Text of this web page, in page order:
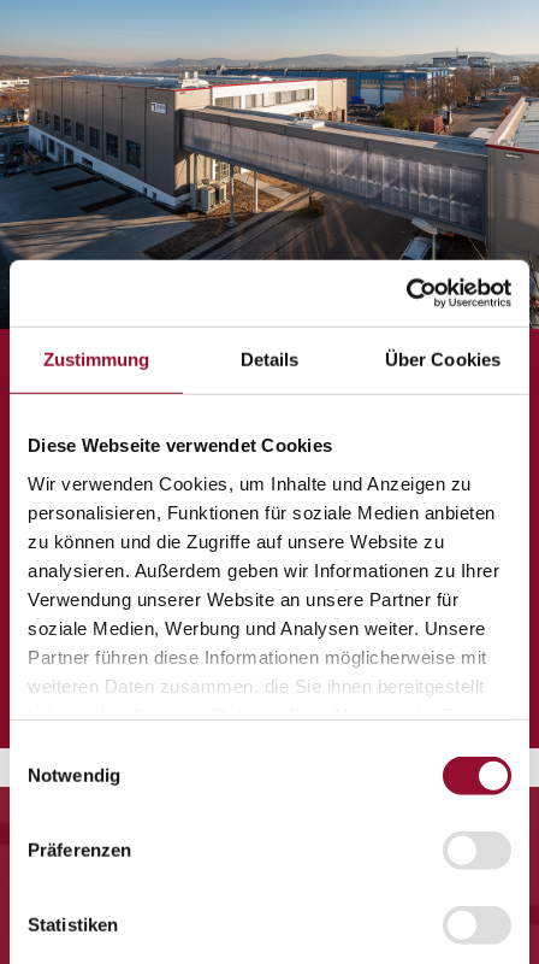
Zustimmung Details Über Cookies
Diese Webseite verwendet Cookies
Wir verwenden Cookies, um Inhalte und Anzeigen zu
personalisieren, Funktionen für soziale Medien anbieten
zu können und die Zugriffe auf unsere Website zu
analysieren. Außerdem geben wir Informationen zu Ihrer
Verwendung unserer Website an unsere Partner für
soziale Medien, Werbung und Analysen weiter. Unsere
Partner führen diese Informationen möglicherweise mit
weiteren Daten zusammen, die Sie ihnen bereitgestellt
Einwilligungsauswahl
Notwendig
Präferenzen
Statistiken
Strähle auf einen Blick.
Mitarbeiter: 225
Vertragsmonteure: 150
Niederlassungen: Deutschland, Schweiz, Österreich
Exportländer: UK, Frankreich, Belgien, Luxemburg,
Italien, Polen
Auszeichnungen und Preise:
5x Gewinner Architects Partner Award
2x Innovationspreis Architektur und Technik